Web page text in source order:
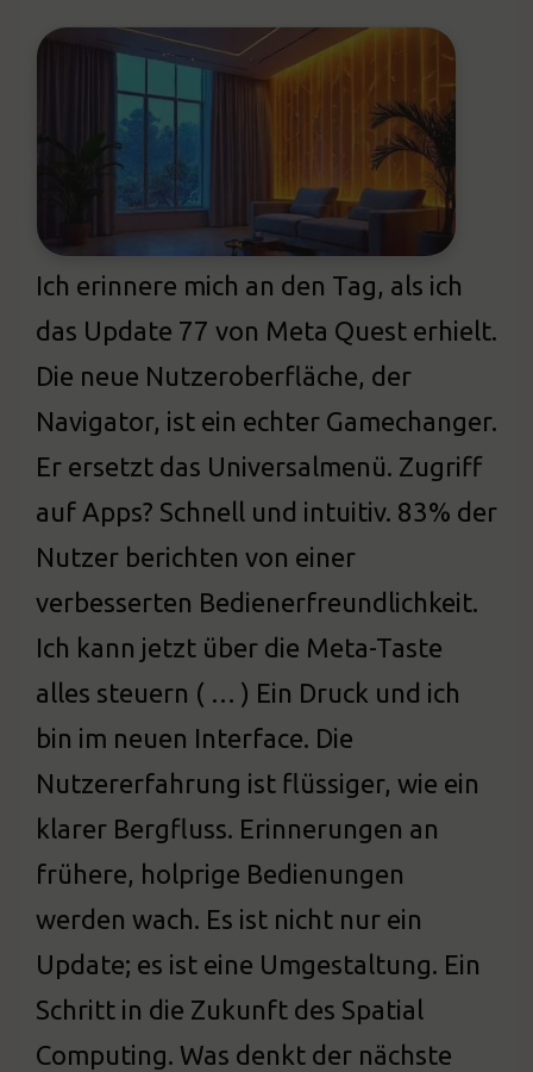
Ich erinnere mich an den Tag, als ich
das Update 77 von Meta Quest erhielt.
Die neue Nutzeroberfläche, der
Navigator, ist ein echter Gamechanger.
Er ersetzt das Universalmenü. Zugriff
auf Apps? Schnell und intuitiv. 83% der
Nutzer berichten von einer
verbesserten Bedienerfreundlichkeit.
Ich kann jetzt über die Meta-Taste
alles steuern ( … ) Ein Druck und ich
bin im neuen Interface. Die
Nutzererfahrung ist flüssiger, wie ein
klarer Bergfluss. Erinnerungen an
frühere, holprige Bedienungen
werden wach. Es ist nicht nur ein
Update; es ist eine Umgestaltung. Ein
Schritt in die Zukunft des Spatial
Computing. Was denkt der nächste